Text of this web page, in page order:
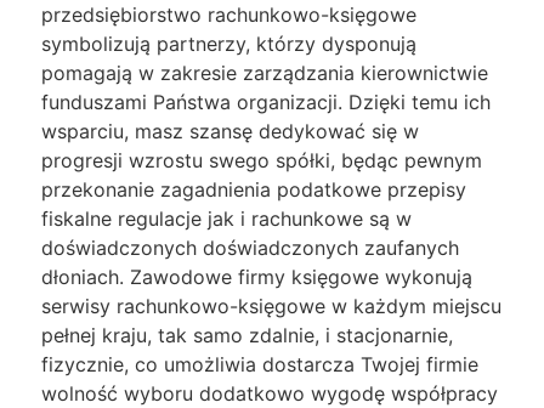
przedsiębiorstwo rachunkowo-księgowe
symbolizują partnerzy, którzy dysponują
pomagają w zakresie zarządzania kierownictwie
funduszami Państwa organizacji. Dzięki temu ich
wsparciu, masz szansę dedykować się w
progresji wzrostu swego spółki, będąc pewnym
przekonanie zagadnienia podatkowe przepisy
fiskalne regulacje jak i rachunkowe są w
doświadczonych doświadczonych zaufanych
dłoniach. Zawodowe firmy księgowe wykonują
serwisy rachunkowo-księgowe w każdym miejscu
pełnej kraju, tak samo zdalnie, i stacjonarnie,
fizycznie, co umożliwia dostarcza Twojej firmie
wolność wyboru dodatkowo wygodę współpracy